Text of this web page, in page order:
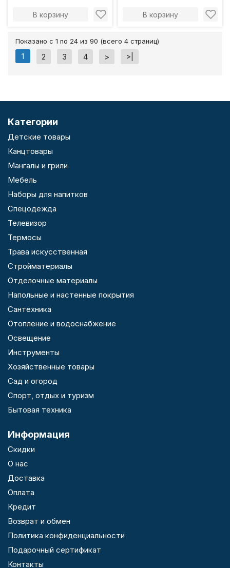
В корзину В корзину
Показано с 1 по 24 из 90 (всего 4 страниц)
1 2 3 4 > >|
Категории
Детские товары
Канцтовары
Мангалы и грили
Мебель
Наборы для напитков
Спецодежда
Телевизор
Термосы
Трава искусственная
Стройматериалы
Отделочные материалы
Напольные и настенные покрытия
Сантехника
Отопление и водоснабжение
Освещение
Инструменты
Хозяйственные товары
Сад и огород
Спорт, отдых и туризм
Бытовая техника
Информация
Скидки
О нас
Доставка
Оплата
Кредит
Возврат и обмен
Политика конфиденциальности
Подарочный сертификат
Контакты